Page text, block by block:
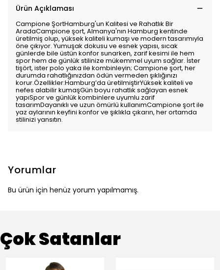
Ürün Açıklaması
Campione ŞortHamburg'un Kalitesi ve Rahatlık Bir
AradaCampione şort, Almanya'nın Hamburg kentinde
üretilmiş olup, yüksek kaliteli kumaşı ve modern tasarımıyla
öne çıkıyor. Yumuşak dokusu ve esnek yapısı, sıcak
günlerde bile üstün konfor sunarken, zarif kesimi ile hem
spor hem de günlük stilinize mükemmel uyum sağlar. İster
tişört, ister polo yaka ile kombinleyin; Campione şort, her
durumda rahatlığınızdan ödün vermeden şıklığınızı
korur.Özellikler:Hamburg’da üretilmiştirYüksek kaliteli ve
nefes alabilir kumaşGün boyu rahatlık sağlayan esnek
yapıSpor ve günlük kombinlere uyumlu zarif
tasarımDayanıklı ve uzun ömürlü kullanımCampione şort ile
yaz aylarının keyfini konfor ve şıklıkla çıkarın, her ortamda
stilinizi yansıtın.
Yorumlar
Bu ürün için henüz yorum yapılmamış.
Çok Satanlar